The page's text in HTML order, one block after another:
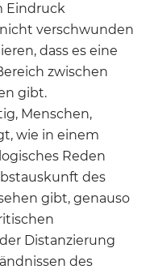
Eindruck
verschwunden
dass es eine
zwischen
gibt.
Menschen,
wie in einem
Reden
des
gibt, genauso
Distanzierung
des